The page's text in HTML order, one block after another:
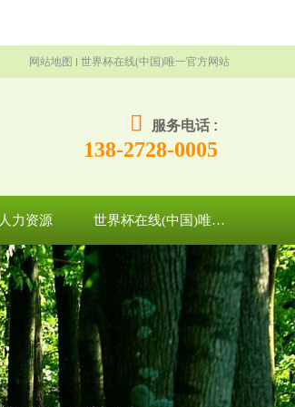
网站地图 世界杯在线(中国)唯一官方网站
服务电话 :
138-2728-0005
人力资源 世界杯在线(中国)唯一官方网站